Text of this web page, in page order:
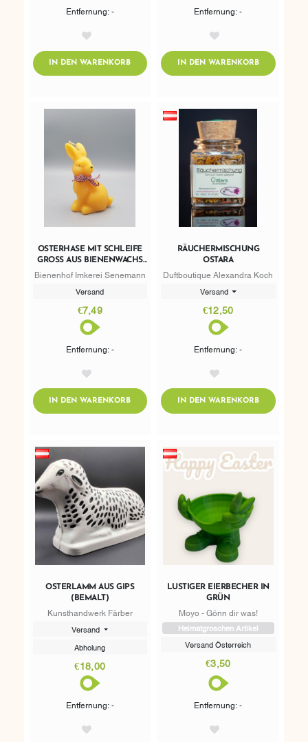
Entfernung: -
IN DEN WARENKORBADDTOCART
Entfernung: -
IN DEN WARENKORBADDTOCART
OSTERHASE MIT SCHLEIFE
GROSS AUS BIENENWACHS 1
67G
Bienenhof Imkerei Senemann
Versand
€7,49
Entfernung: -
IN DEN WARENKORBADDTOCART
RÄUCHERMISCHUNG
OSTARA
Duftboutique Alexandra Koch
Versand
€12,50
Entfernung: -
IN DEN WARENKORBADDTOCART
OSTERLAMM AUS GIPS
(BEMALT)
Kunsthandwerk Färber
Versand
Abholung
€18,00
Entfernung: -
LUSTIGER EIERBECHER IN
GRÜN
Moyo - Gönn dir was!
Heimatgroschen Artikel
Versand Österreich
€3,50
Entfernung: -